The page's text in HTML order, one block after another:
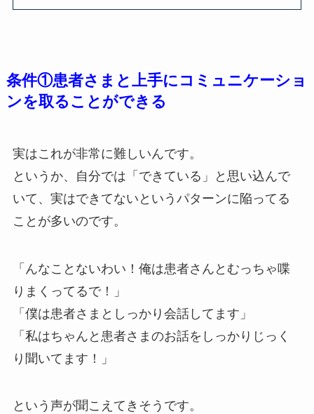
条件①患者さまと上手にコミュニケーショ
ンを取ることができる
実はこれが非常に難しいんです。
というか、自分では「できている」と思い込んで
いて、実はできてないというパターンに陥ってる
ことが多いのです。
「んなことないわい！俺は患者さんとむっちゃ喋
りまくってるで！」
「僕は患者さまとしっかり会話してます」
「私はちゃんと患者さまのお話をしっかりじっく
り聞いてます！」
という声が聞こえてきそうです。